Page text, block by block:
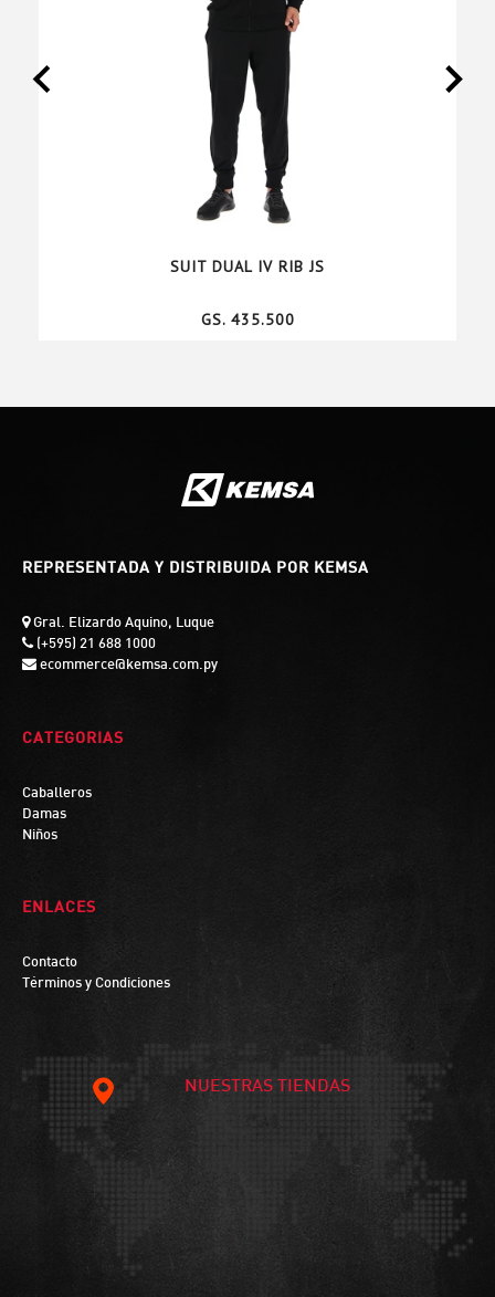
SUIT DUAL IV RIB JS
GS. 435.500
REPRESENTADA Y DISTRIBUIDA POR KEMSA
Gral. Elizardo Aquino, Luque
(+595) 21 688 1000
ecommerce@kemsa.com.py
CATEGORIAS
Caballeros
Damas
Niños
ENLACES
Contacto
Términos y Condiciones
NUESTRAS TIENDAS